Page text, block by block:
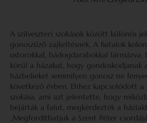
A szilveszteri szokások között különös
gonoszűző zajkeltésnek. A fiatalok
ostorokkal, bádogdarabokkal
körül a házakat, hogy gondoskodjanak
házbelieket semmilyen gonosz ne
következő évben. Ehhez kapcsolódott
szokása, ami azt jelentette, hogy
bejárták a falut, megkérdezték a
„Megfordíthatjuk a Szent Péter